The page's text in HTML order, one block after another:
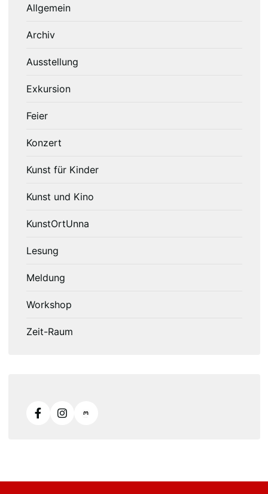
Allgemein
Archiv
Ausstellung
Exkursion
Feier
Konzert
Kunst für Kinder
Kunst und Kino
KunstOrtUnna
Lesung
Meldung
Workshop
Zeit-Raum